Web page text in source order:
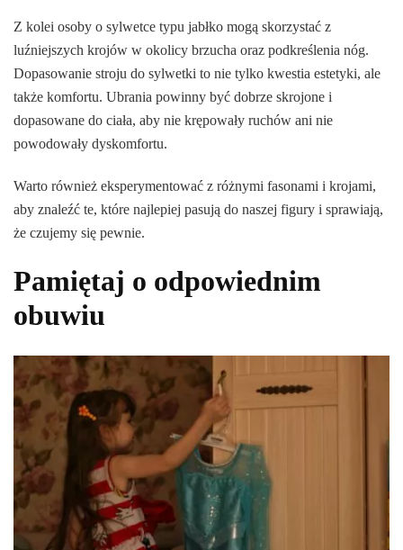
Z kolei osoby o sylwetce typu jabłko mogą skorzystać z
luźniejszych krojów w okolicy brzucha oraz podkreślenia nóg.
Dopasowanie stroju do sylwetki to nie tylko kwestia estetyki, ale
także komfortu. Ubrania powinny być dobrze skrojone i
dopasowane do ciała, aby nie krępowały ruchów ani nie
powodowały dyskomfortu.
Warto również eksperymentować z różnymi fasonami i krojami,
aby znaleźć te, które najlepiej pasują do naszej figury i sprawiają,
że czujemy się pewnie.
Pamiętaj o odpowiednim
obuwiu